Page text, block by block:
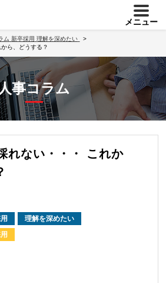
メニュー
ム 新卒採用 理解を深めたい
ら、どうする？
事コラム
れない・・・ これか
理解を深めたい